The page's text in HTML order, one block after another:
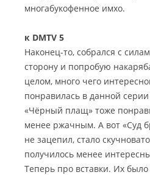
многабукофенное имхо.
к DMTV 5
Наконец-то, собрался с
сторону и попробую
целом, много чего
понравилась в данной
«Чёрный плащ» тоже
менее ржачным. А вот «Суд
не зацепил, стало
получилось менее
Теперь про вставки. Их